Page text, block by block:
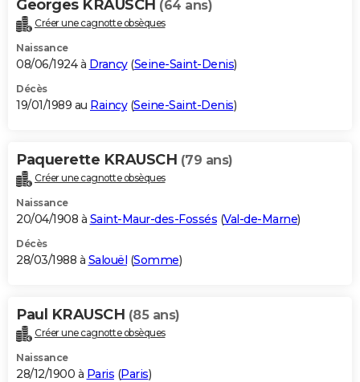
Georges KRAUSCH (64 ans)
Créer une cagnotte obsèques
Naissance
08/06/1924 à Drancy(Seine-Saint-Denis)
Décès
19/01/1989 au Raincy(Seine-Saint-Denis)
Paquerette KRAUSCH (79 ans)
Créer une cagnotte obsèques
Naissance
20/04/1908 à Saint-Maur-des-Fossés (Val-de-Marne)
Décès
28/03/1988 à Salouël (Somme)
Paul KRAUSCH (85 ans)
Créer une cagnotte obsèques
Naissance
28/12/1900 à Paris (Paris)